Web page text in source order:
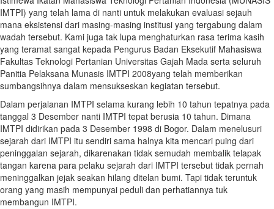
IMTPI) yang telah lama di nanti untuk melakukan evaluasi sejauh
mana eksistensi dari masing-masing institusi yang tergabung dalam
wadah tersebut. Kami juga tak lupa menghaturkan rasa terima kasih
yang teramat sangat kepada Pengurus Badan Eksekutif Mahasiswa
Fakultas Teknologi Pertanian Universitas Gajah Mada serta seluruh
Panitia Pelaksana Munasis IMTPI 2008yang telah memberikan
sumbangsihnya dalam mensukseskan kegiatan tersebut.
Dalam perjalanan IMTPI selama kurang lebih 10 tahun tepatnya pada
tanggal 3 Desember nanti IMTPI tepat berusia 10 tahun. Dimana
IMTPI didirikan pada 3 Desember 1998 di Bogor. Dalam menelusuri
sejarah dari IMTPI itu sendiri sama halnya kita mencari puing dari
peninggalan sejarah, dikarenakan tidak semudah membalik telapak
tangan karena para pelaku sejarah dari IMTPI tersebut tidak pernah
meninggalkan jejak seakan hilang ditelan bumi. Tapi tidak teruntuk
orang yang masih mempunyai peduli dan perhatiannya tuk
membangun IMTPI.